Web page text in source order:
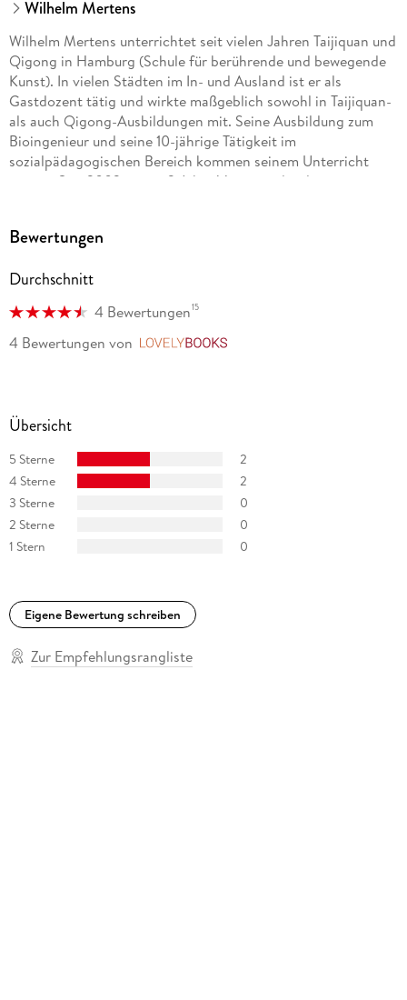
Wilhelm Mertens
Wilhelm Mertens unterrichtet seit vielen Jahren Taijiquan und
Qigong in Hamburg (Schule für berührende und bewegende
Kunst). In vielen Städten im In- und Ausland ist er als
Gastdozent tätig und wirkte maßgeblich sowohl in Taijiquan-
als auch Qigong-Ausbildungen mit. Seine Ausbildung zum
Bioingenieur und seine 10-jährige Tätigkeit im
sozialpädagogischen Bereich kommen seinem Unterricht
zugute. Seit 2003 war er 2 Jahre Vorsitzender des
Qigong Netzwerkes Deutschland und Herausgeber des
Bewertungen
Durchschnitt
4 Bewertungen15
4 Bewertungen von
Übersicht
5 Sterne
2
4 Sterne
2
3 Sterne
0
2 Sterne
0
1 Stern
0
Eigene Bewertung schreiben
Zur Empfehlungsrangliste